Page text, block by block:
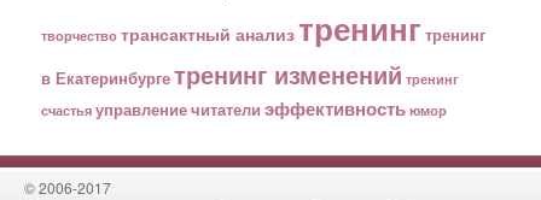
творчество трансактный анализтренинг тренинг
в Екатеринбургетренинг изменений тренинг
счастья управлениечитатели эффективность юмор
© 2006-2017